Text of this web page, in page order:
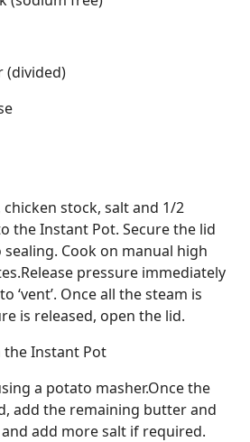
(divided)
stock, salt and 1/2
the Instant Pot. Secure the lid
Cook on manual high
pressure immediately
‘vent’. Once all the steam is
is released, open the lid.
the Instant Pot
a potato masher.Once the
add the remaining butter and
and add more salt if required.